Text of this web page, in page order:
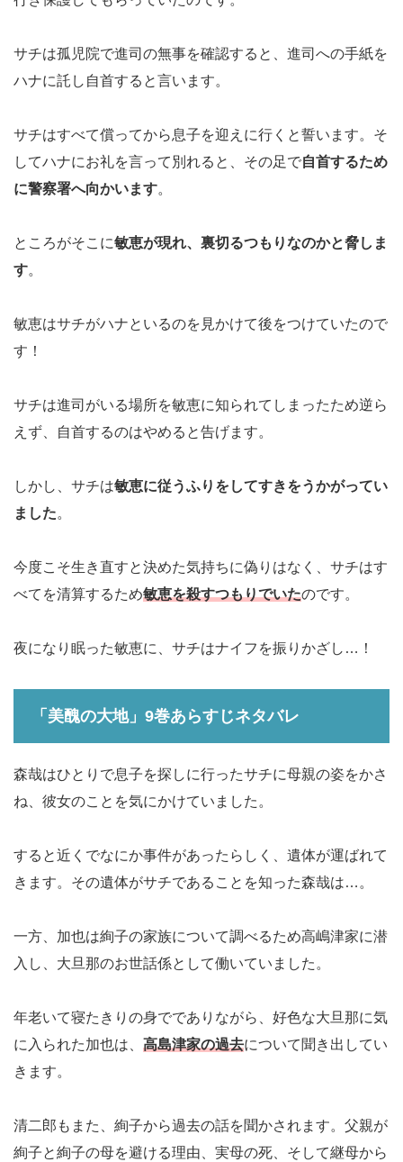
サチは孤児院で進司の無事を確認すると、進司への手紙を
ハナに託し自首すると言います。
サチはすべて償ってから息子を迎えに行くと誓います。そ
してハナにお礼を言って別れると、その足で自首するため
に警察署へ向かいます。
ところがそこに敏恵が現れ、裏切るつもりなのかと脅しま
す。
敏恵はサチがハナといるのを見かけて後をつけていたので
す！
サチは進司がいる場所を敏恵に知られてしまったため逆ら
えず、自首するのはやめると告げます。
しかし、サチは敏恵に従うふりをしてすきをうかがってい
ました。
今度こそ生き直すと決めた気持ちに偽りはなく、サチはす
べてを清算するため敏恵を殺すつもりでいたのです。
夜になり眠った敏恵に、サチはナイフを振りかざし…！
「美醜の大地」9巻あらすじネタバレ
森哉はひとりで息子を探しに行ったサチに母親の姿をかさ
ね、彼女のことを気にかけていました。
すると近くでなにか事件があったらしく、遺体が運ばれて
きます。その遺体がサチであることを知った森哉は…。
一方、加也は絢子の家族について調べるため高嶋津家に潜
入し、大旦那のお世話係として働いていました。
年老いて寝たきりの身ででありながら、好色な大旦那に気
に入られた加也は、 高島津家の過去について聞き出してい
きます。
清二郎もまた、絢子から過去の話を聞かされます。父親が
絢子と絢子の母を避ける理由、実母の死、そして継母から